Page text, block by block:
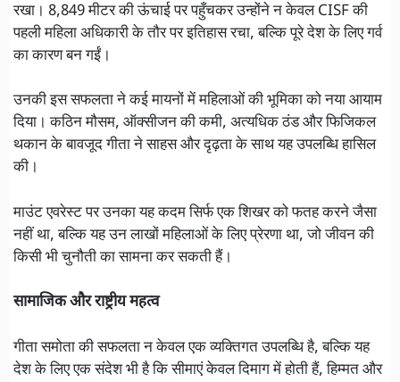
रखा। 8,849 मीटर की ऊंचाई पर पहुँचकर उन्होंने न केवल CISF की
पहली महिला अधिकारी के तौर पर इतिहास रचा, बल्कि पूरे देश के लिए गर्व
का कारण बन गईं।
उनकी इस सफलता ने कई मायनों में महिलाओं की भूमिका को नया आयाम
दिया। कठिन मौसम, ऑक्सीजन की कमी, अत्यधिक ठंड और फिजिकल
थकान के बावजूद गीता ने साहस और दृढ़ता के साथ यह उपलब्धि हासिल
की।
माउंट एवरेस्ट पर उनका यह कदम सिर्फ एक शिखर को फतह करने जैसा
नहीं था, बल्कि यह उन लाखों महिलाओं के लिए प्रेरणा था, जो जीवन की
किसी भी चुनौती का सामना कर सकती हैं।
सामाजिक और राष्ट्रीय महत्व
गीता समोता की सफलता न केवल एक व्यक्तिगत उपलब्धि है, बल्कि यह
देश के लिए एक संदेश भी है कि सीमाएं केवल दिमाग में होती हैं, हिम्मत और